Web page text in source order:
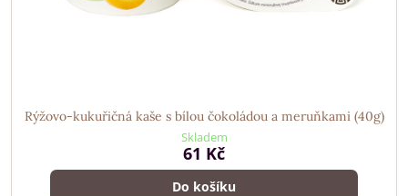
Rýžovo-kukuřičná kaše s bílou čokoládou a meruňkami (40g)
Skladem
61 Kč
Do košíku